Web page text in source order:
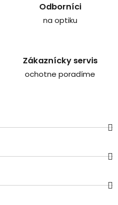
Odborníci
na optiku
Zákaznícky servis
ochotne poradíme